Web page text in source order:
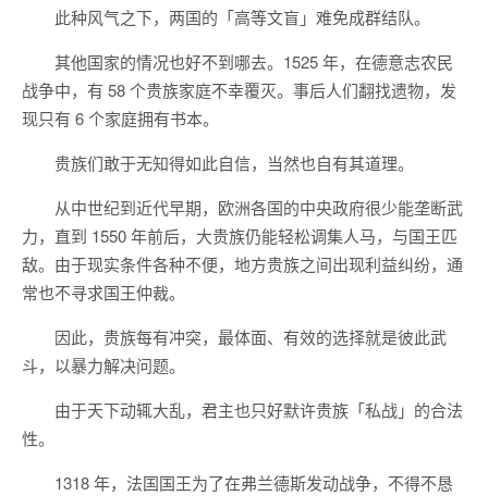
此种风气之下，两国的「高等文盲」难免成群结队。
其他国家的情况也好不到哪去。1525 年，在德意志农民
战争中，有 58 个贵族家庭不幸覆灭。事后人们翻找遗物，发
现只有 6 个家庭拥有书本。
贵族们敢于无知得如此自信，当然也自有其道理。
从中世纪到近代早期，欧洲各国的中央政府很少能垄断武
力，直到 1550 年前后，大贵族仍能轻松调集人马，与国王匹
敌。由于现实条件各种不便，地方贵族之间出现利益纠纷，通
常也不寻求国王仲裁。
因此，贵族每有冲突，最体面、有效的选择就是彼此武
斗，以暴力解决问题。
由于天下动辄大乱，君主也只好默许贵族「私战」的合法
性。
1318 年，法国国王为了在弗兰德斯发动战争，不得不恳